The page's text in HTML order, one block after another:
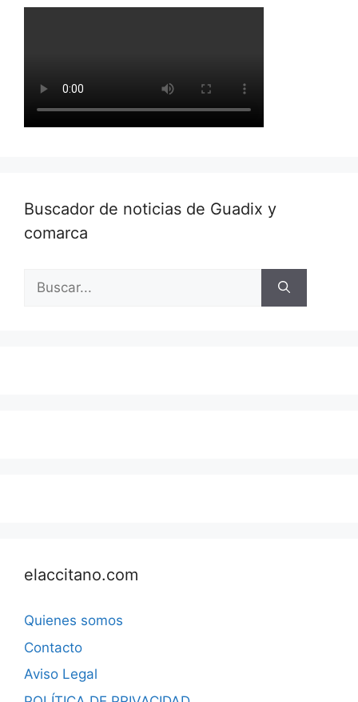
Buscador de noticias de Guadix y
comarca
Buscar:
elaccitano.com
Quienes somos
Contacto
Aviso Legal